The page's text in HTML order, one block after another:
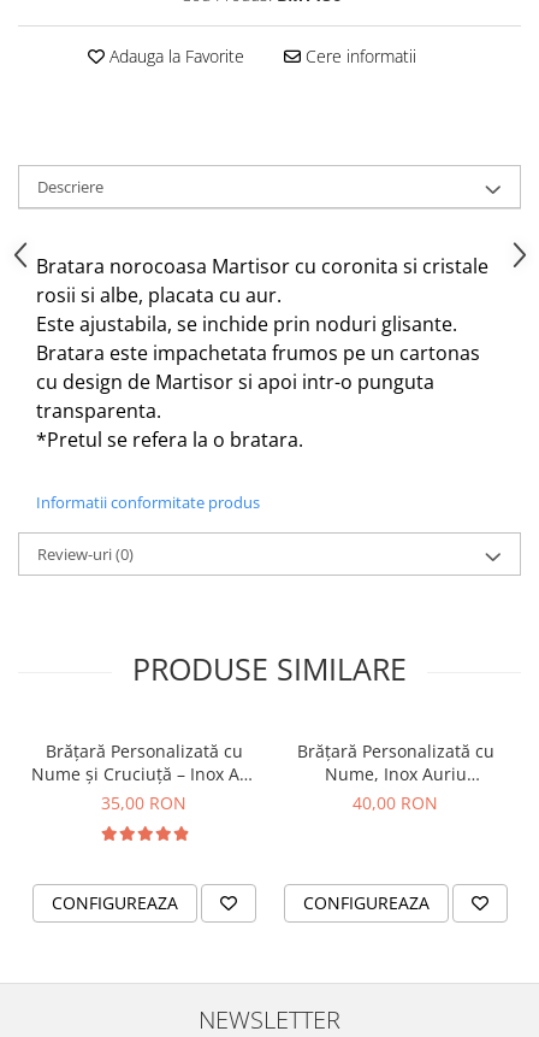
Adauga la Favorite Cere informatii
Descriere
Bratara norocoasa Martisor cu coronita si cristale
rosii si albe, placata cu aur.
Este ajustabila, se inchide prin noduri glisante.
Bratara este impachetata frumos pe un cartonas
cu design de Martisor si apoi intr-o punguta
transparenta.
*Pretul se refera la o bratara.
Informatii conformitate produs
Review-uri(0)
PRODUSE SIMILARE
Brățară Personalizată cu
Nume și Cruciuță – Inox Aur
IP
35,00 RON
CONFIGUREAZA
Brățară Personalizată cu
Nume, Inox Auriu
Waterproof, bilute pentru
40,00 RON
CONFIGUREAZA
NEWSLETTER